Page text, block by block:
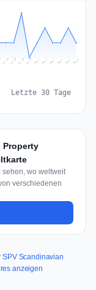
Jul 28 Jul 29 Jul 30 Jul 31 Aug 1 Aug 2 Aug 3 Aug 4 Aug 5 Aug 6
Letzte 30 Tage
Property
wo weltweit
verschiedenen
SPV Scandinavian
anzeigen